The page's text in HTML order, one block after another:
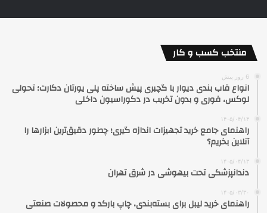
منتخب کسب و کار
6 روز پیش
انواع قاب بندی دیوار با گچبری پیش ساخته پلی یورتان دکارت؛ تحولی
لوکس، فوری و بدون تخریب در دکوراسیون داخلی
۱۴۰۵/۰۴/۱۴
راهنمای جامع خرید تجهیزات اندازه گیری؛ چطور دقیق‌ترین ابزارها را
آنلاین بخریم؟
۱۴۰۵/۰۴/۱۳
دندانپزشکی تحت بیهوشی در شرق تهران
۱۴۰۵/۰۳/۳۰
راهنمای خرید لیبل برای بسته‌بندی، چاپ بارکد و محصولات صنعتی